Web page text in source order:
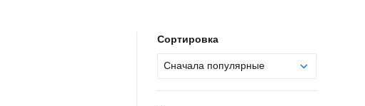
Сортировка
Сначала популярные